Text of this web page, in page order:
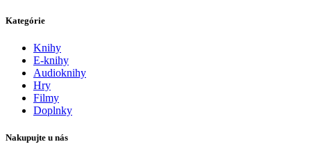
Kategórie
Knihy
E-knihy
Audioknihy
Hry
Filmy
Doplnky
Nakupujte u nás